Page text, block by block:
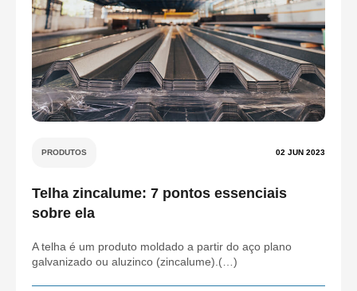
PRODUTOS 02 JUN 2023
Telha zincalume: 7 pontos essenciais
sobre ela
A telha é um produto moldado a partir do aço plano
galvanizado ou aluzinco (zincalume).(…)